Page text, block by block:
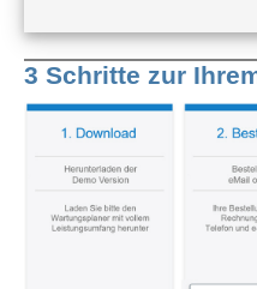
3 Schritte zur